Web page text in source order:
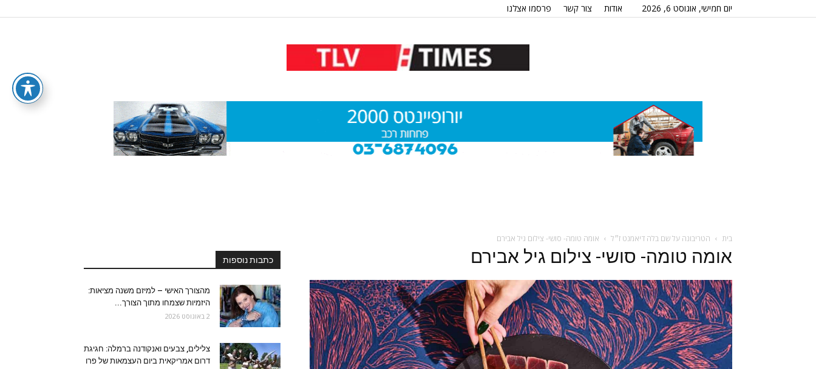
יום חמישי, אוגוסט 6, 2026 אודות צור קשר פרסמו אצלנו
בית הטריבונה על שם בלה דיאמנט ז״ל אומה טומה- סושי- צילום גיל אבירם
אומה טומה- סושי- צילום גיל אבירם כתבות נוספות
מהצורך האישי – למיזם משנה מציאות:
היזמיות שצמחו מתוך הצורך...
2 באוגוסט 2026
צלילים, צבעים ואנקודנה ברמלה: חגיגת
דרום אמריקאית ביום העצמאות של פרו